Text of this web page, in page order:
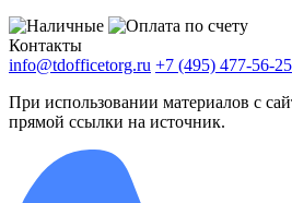
Контакты
info@tdofficetorg.ru +7 (495) 477-56-25
При использовании материалов с
прямой ссылки на источник.